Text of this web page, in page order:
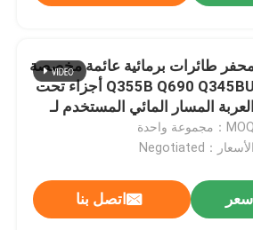
طائرات برمائية عائمة مخصصة
Q355B Q690 Q345BU أجزاء تحت
العربة المسار المائي المستخدم لـ
Cat 320D PC200
MOQ：مجموعة واحدة
الأسعار：Negotiated
اتصل بنا